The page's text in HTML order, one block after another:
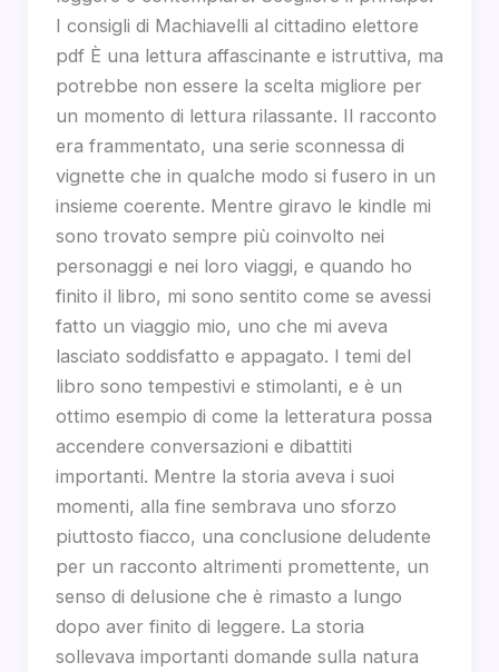
I consigli di Machiavelli al cittadino elettore
pdf È una lettura affascinante e istruttiva, ma
potrebbe non essere la scelta migliore per
un momento di lettura rilassante. Il racconto
era frammentato, una serie sconnessa di
vignette che in qualche modo si fusero in un
insieme coerente. Mentre giravo le kindle mi
sono trovato sempre più coinvolto nei
personaggi e nei loro viaggi, e quando ho
finito il libro, mi sono sentito come se avessi
fatto un viaggio mio, uno che mi aveva
lasciato soddisfatto e appagato. I temi del
libro sono tempestivi e stimolanti, e è un
ottimo esempio di come la letteratura possa
accendere conversazioni e dibattiti
importanti. Mentre la storia aveva i suoi
momenti, alla fine sembrava uno sforzo
piuttosto fiacco, una conclusione deludente
per un racconto altrimenti promettente, un
senso di delusione che è rimasto a lungo
dopo aver finito di leggere. La storia
sollevava importanti domande sulla natura